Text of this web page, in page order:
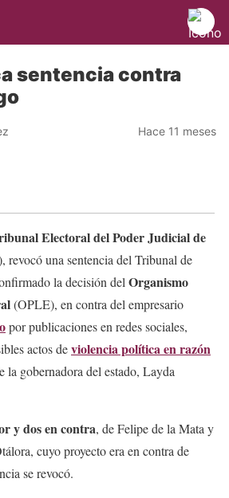
sentencia contra
Hace 11 meses
Electoral del Poder Judicial de
revocó una sentencia del Tribunal de
la decisión del Organismo
(OPLE), en contra del empresario
por publicaciones en redes sociales,
actos deviolencia política en razón
la gobernadora del estado, Layda
y dos en contra, de Felipe de la Mata y
cuyo proyecto era en contra de
se revocó.